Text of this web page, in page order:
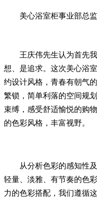
美心浴室柜事业部总
王庆伟先生认为首先
想、是追求。这次美心浴
约设计风格，青春有朝气
繁锁，简单利落的空间规
束缚，感受舒适愉悦的购
的色彩风格，丰富视野。
从分析色彩的感知性
轻量、淡雅、有节奏的色
力的色彩搭配，我们遵循